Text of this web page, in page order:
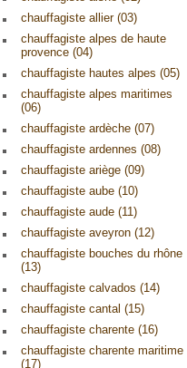
chauffagiste allier (03)
chauffagiste alpes de haute
provence (04)
chauffagiste hautes alpes (05)
chauffagiste alpes maritimes
(06)
chauffagiste ardèche (07)
chauffagiste ardennes (08)
chauffagiste ariège (09)
chauffagiste aube (10)
chauffagiste aude (11)
chauffagiste aveyron (12)
chauffagiste bouches du rhône
(13)
chauffagiste calvados (14)
chauffagiste cantal (15)
chauffagiste charente (16)
chauffagiste charente maritime
(17)